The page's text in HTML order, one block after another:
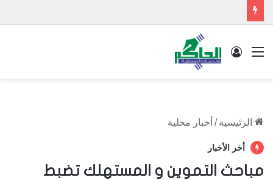
القائمة تسجيل الدخول
الرئيسية / أخبار محلية
أخر الأخبار
مباحث التموين و المستهلك تضبط